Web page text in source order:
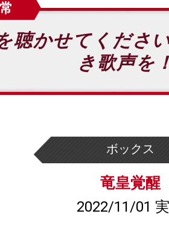
聴かせてくださ
き歌声を
ボックス
竜皇覚醒
2022/11/01